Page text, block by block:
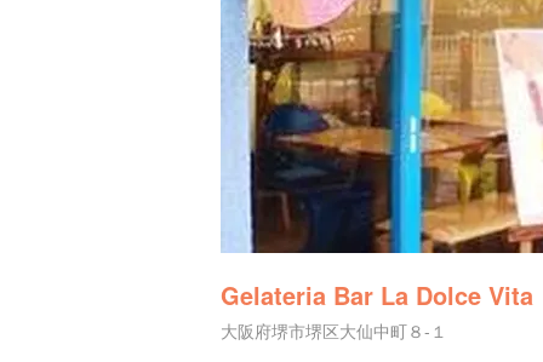
Gelateria Bar La Dolce Vita
大阪府堺市堺区大仙中町８-１